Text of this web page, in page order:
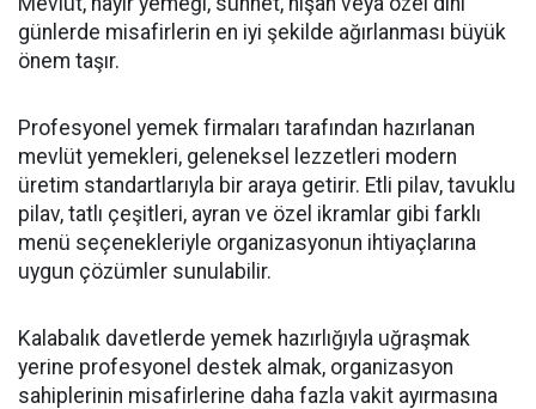
günlerde misafirlerin en iyi şekilde ağırlanması büyük
önem taşır.
Profesyonel yemek firmaları tarafından hazırlanan
mevlüt yemekleri, geleneksel lezzetleri modern
üretim standartlarıyla bir araya getirir. Etli pilav, tavuklu
pilav, tatlı çeşitleri, ayran ve özel ikramlar gibi farklı
menü seçenekleriyle organizasyonun ihtiyaçlarına
uygun çözümler sunulabilir.
Kalabalık davetlerde yemek hazırlığıyla uğraşmak
yerine profesyonel destek almak, organizasyon
sahiplerinin misafirlerine daha fazla vakit ayırmasına